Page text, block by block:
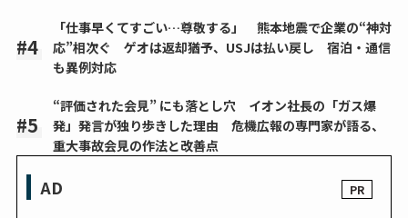
「仕事早くてすごい…尊敬する」 熊本地震で企業の“神対
応”相次ぐ ゲオは返却猶予、USJは払い戻し 宿泊・通信
も異例対応
“評価された会見” にも落とし穴 イオン社長の「ガス爆
発」発言が独り歩きした理由 危機広報の専門家が語る、
重大事故会見の作法と改善点
AD